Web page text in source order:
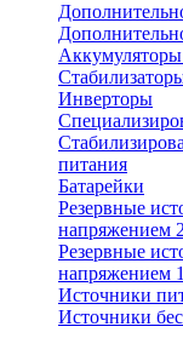
Инверторы
питания
Батарейки
Резервные
напряжением
Резервные
напряжением
Источники
Источники